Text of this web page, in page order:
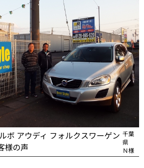
ボ アウディ フォルクスワーゲン
様の声
千葉
県
Ｎ様